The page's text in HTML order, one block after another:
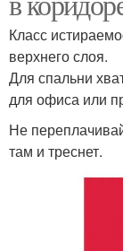
Класс
верхнего слоя.
Для спальни
для офиса или
Не
там и треснет.